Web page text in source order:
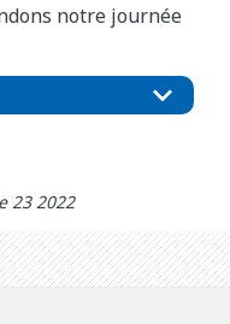
notre journée
23 2022